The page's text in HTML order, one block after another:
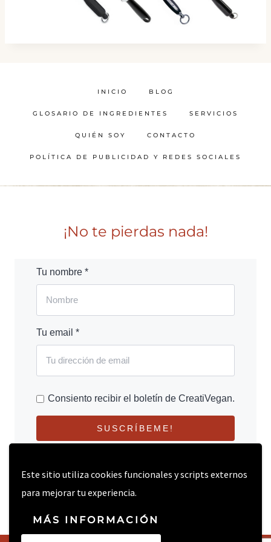
Este sitio utiliza cookies funcionales y scripts externos
para mejorar tu experiencia.
MÁS INFORMACIÓN
INICIO BLOG
GLOSARIO DE INGREDIENTES SERVICIOS
QUIÉN SOY CONTACTO
POLÍTICA DE PUBLICIDAD Y REDES SOCIALES
¡No te pierdas nada!
Tu nombre *
Tu email *
Consiento recibir el boletín de CreatiVegan.
SUSCRÍBEME!